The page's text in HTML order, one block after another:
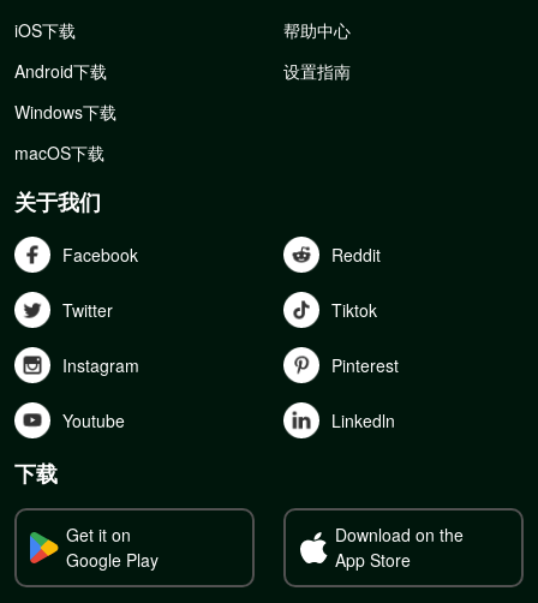
iOS下载
Android下载
Windows下载
macOS下载
帮助中心
设置指南
关于我们
Facebook Reddit
Twitter Tiktok
Instagram Pinterest
Youtube Linkedln
下载
Get it on
Google Play
Download on the
App Store